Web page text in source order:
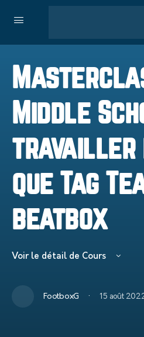
Middle
travailler
que Tag
beatbox
Voir le détail de Cours
FootboxG · 15 août